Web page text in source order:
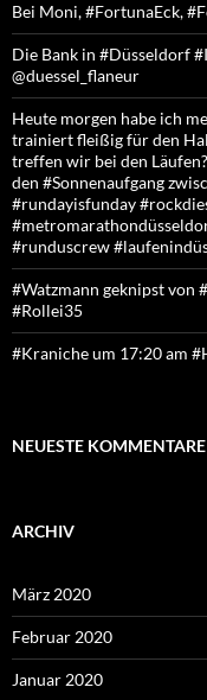
Bei Moni, #FortunaEck,
Die Bank in #Düsseldorf
@duessel_flaneur
Heute morgen habe ich
trainiert fleißig für den
treffen wir bei den
den #Sonnenaufgang
#rundayisfunday
#runduscrew
#Watzmann geknipst von
#Rollei35
#Kraniche um 17:20 am
NEUESTE KOMMENTARE
ARCHIV
März 2020
Februar 2020
Januar 2020